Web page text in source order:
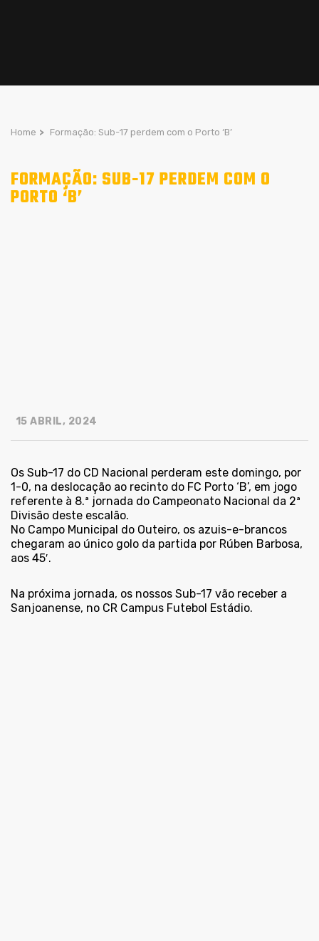
Home > Formação: Sub-17 perdem com o Porto ‘B’
FORMAÇÃO: SUB-17 PERDEM COM O
PORTO ‘B’
15 ABRIL, 2024
Os Sub-17 do CD Nacional perderam este domingo, por
1-0, na deslocação ao recinto do FC Porto ‘B’, em jogo
referente à 8.ª jornada do Campeonato Nacional da 2ª
Divisão deste escalão.
No Campo Municipal do Outeiro, os azuis-e-brancos
chegaram ao único golo da partida por Rúben Barbosa,
aos 45′.
Na próxima jornada, os nossos Sub-17 vão receber a
Sanjoanense, no CR Campus Futebol Estádio.